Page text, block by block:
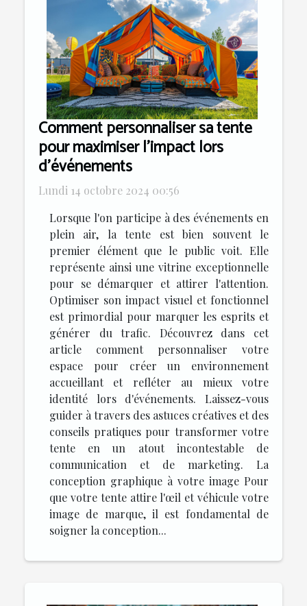
Comment personnaliser sa tente
pour maximiser l'impact lors
d'événements
Lundi 14 octobre 2024 00:56
Lorsque l'on participe à des événements en
plein air, la tente est bien souvent le
premier élément que le public voit. Elle
représente ainsi une vitrine exceptionnelle
pour se démarquer et attirer l'attention.
Optimiser son impact visuel et fonctionnel
est primordial pour marquer les esprits et
générer du trafic. Découvrez dans cet
article comment personnaliser votre
espace pour créer un environnement
accueillant et refléter au mieux votre
identité lors d'événements. Laissez-vous
guider à travers des astuces créatives et des
conseils pratiques pour transformer votre
tente en un atout incontestable de
communication et de marketing. La
conception graphique à votre image Pour
que votre tente attire l'œil et véhicule votre
image de marque, il est fondamental de
soigner la conception...